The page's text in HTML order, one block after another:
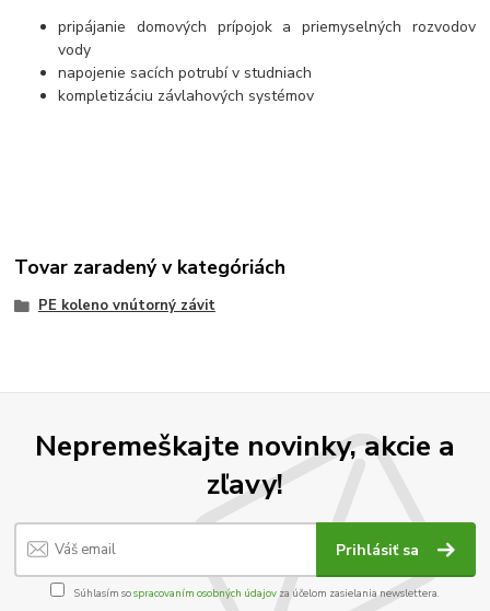
pripájanie domových prípojok a priemyselných rozvodov
vody
napojenie sacích potrubí v studniach
kompletizáciu závlahových systémov
Tovar zaradený v kategóriách
PE koleno vnútorný závit
Nepremeškajte novinky, akcie a
zľavy!
Prihlásiť sa
Súhlasím sospracovaním osobných údajov za účelom zasielania newslettera.